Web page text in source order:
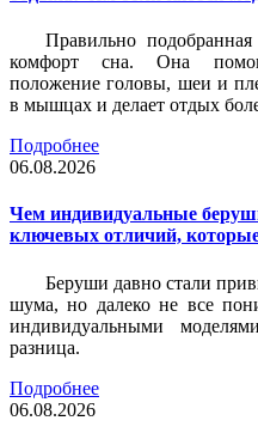
Правильно
комфорт сна. Она
положение головы, шеи и
в мышцах и делает отдых
Подробнее
06.08.2026
Чем индивидуальные
ключевых отличий,
Беруши давно стали
шума, но далеко не все
индивидуальными
разница.
Подробнее
06.08.2026